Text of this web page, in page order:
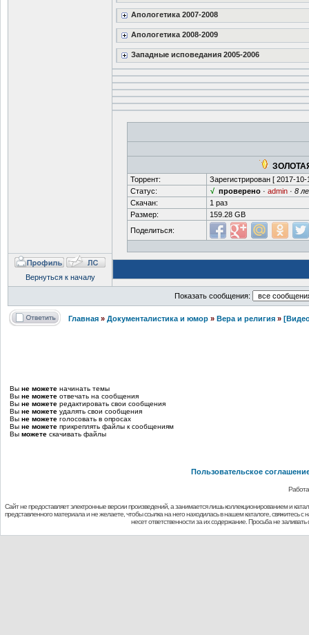
Апологетика 2007-2008
Апологетика 2008-2009
Западные исповедания 2005-2006
Торрент: Зарегистрирован [ 2017-10-
Статус:
√ проверено · admin· 8
Скачан:
1 раз
Размер:
159.28 GB
Поделиться:
Вернуться к началу
Показать сообщения:
Главная » Документалистика и юмор » Вера и религия »
Вы не можете начинать темы
Вы не можете отвечать на сообщения
Вы не можете редактировать свои сообщения
Вы не можете удалять свои сообщения
Вы не можете голосовать в опросах
Вы не можете прикреплять файлы к сообщениям
Вы можете скачивать файлы
Пользовательское
Сайт не предоставляет электронные версии произведений, а занимается лишь коллекционированием и
представленного материала и не желаете, чтобы ссылка на него находилась в нашем каталоге,
несет ответственности за их содержание. Просьба не